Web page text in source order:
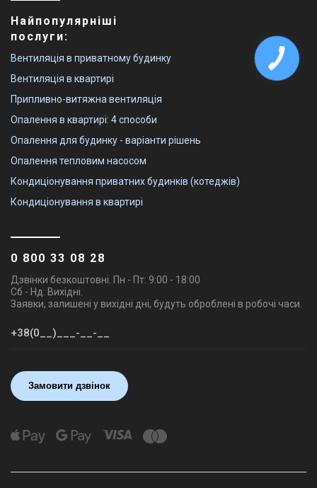
Найпопулярніші
послуги:
Вентиляція в приватному будинку
Вентиляція в квартирі
Припливно-витяжна вентиляція
Опалення в квартирі: 4 способи
Опалення для будинку - варіанти рішень
Опалення тепловим насосом
Кондиціонування приватних будинків (котеджів)
Кондиціонування в квартирі
0 800 33 08 28
Дзвінки безкоштовні. Пн - Пт: 9:00 - 18:00
Сб - Нд: Вихідні.
Заявки, залишені у вихідні дні, будуть оброблені в робочі часи.
Замовити дзвінок